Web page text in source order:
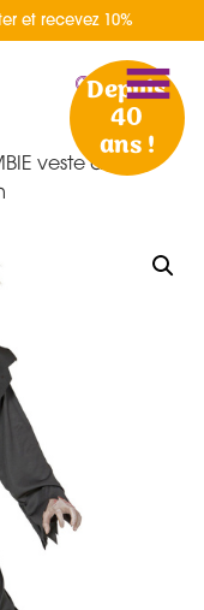
et recevez 10%
Depuis
40
ans !
veste avec